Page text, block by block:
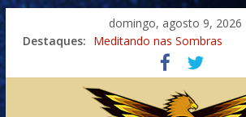
domingo, agosto 9, 2026
Destaques: Meditando nas Sombras
Autosuficiência: A Jornada
Xamanismo Universal
Totens – Caminho Espiritual
Imaginação na Cura